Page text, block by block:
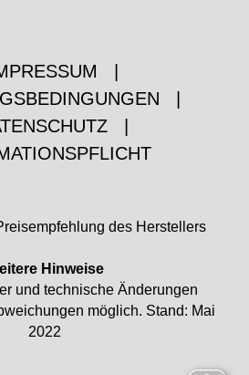
des Herstellers
Hinweise
und technische Änderungen
möglich. Stand: Mai
2022